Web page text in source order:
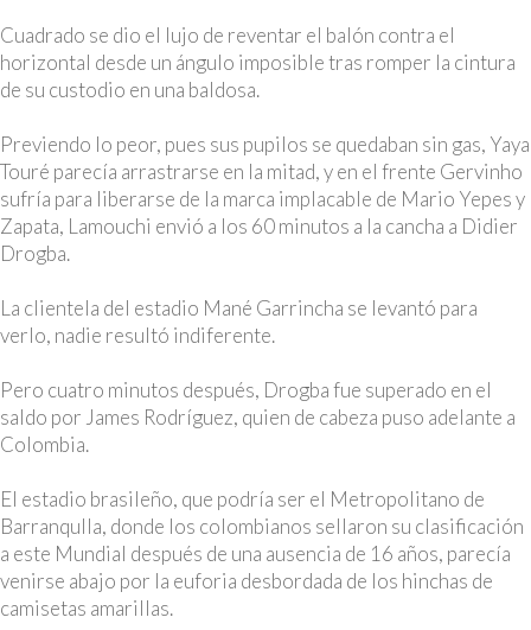
Cuadrado se dio el lujo de reventar el balón contra el
horizontal desde un ángulo imposible tras romper la cintura
de su custodio en una baldosa.
Previendo lo peor, pues sus pupilos se quedaban sin gas, Yaya
Touré parecía arrastrarse en la mitad, y en el frente Gervinho
sufría para liberarse de la marca implacable de Mario Yepes y
Zapata, Lamouchi envió a los 60 minutos a la cancha a Didier
Drogba.
La clientela del estadio Mané Garrincha se levantó para
verlo, nadie resultó indiferente.
Pero cuatro minutos después, Drogba fue superado en el
saldo por James Rodríguez, quien de cabeza puso adelante a
Colombia.
El estadio brasileño, que podría ser el Metropolitano de
Barranqulla, donde los colombianos sellaron su clasificación
a este Mundial después de una ausencia de 16 años, parecía
venirse abajo por la euforia desbordada de los hinchas de
camisetas amarillas.